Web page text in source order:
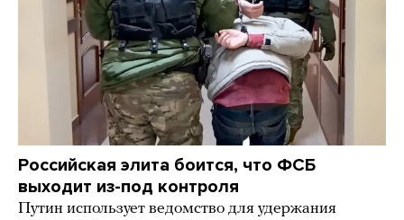
Российская элита боится, что ФСБ
выходит из-под контроля
Путин использует ведомство для удержания